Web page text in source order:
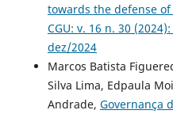
towards the defense
CGU: v. 16 n. 30
dez/2024
Marcos Batista
Silva Lima, Edpaula
Andrade, Governança